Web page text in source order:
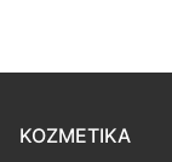
KOZMETIKA